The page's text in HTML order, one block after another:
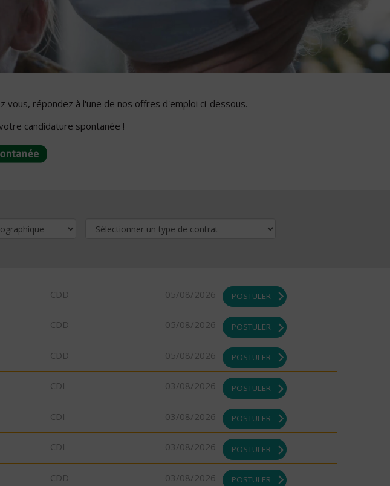
vous, répondez à l'une de nos offres d'emploi ci-dessous.
candidature spontanée !
CDD 05/08/2026 POSTULER
CDD 05/08/2026 POSTULER
CDD 05/08/2026 POSTULER
CDI 03/08/2026 POSTULER
CDI 03/08/2026 POSTULER
CDI 03/08/2026 POSTULER
CDD 03/08/2026 POSTULER